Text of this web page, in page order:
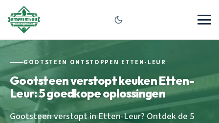
GOOTSTEEN ONTSTOPPEN ETTEN-LEUR
Gootsteen verstopt keuken Etten-
Leur: 5 goedkope oplossingen
Gootsteen verstopt in Etten-Leur? Ontdek de 5